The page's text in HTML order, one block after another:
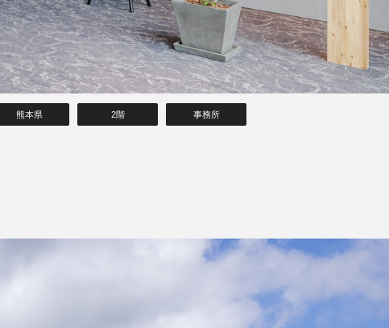
事務所
2階
熊本県